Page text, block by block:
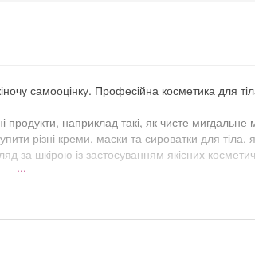
самооцінку. Професійна косметика для
наприклад такі, як чисте мигдальне
різні креми, маски та сироватки для тіла,
за шкірою із застосуванням якісних
...